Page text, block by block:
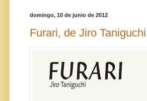
domingo, 10 de junio de 2012
Furari, de Jiro Taniguchi